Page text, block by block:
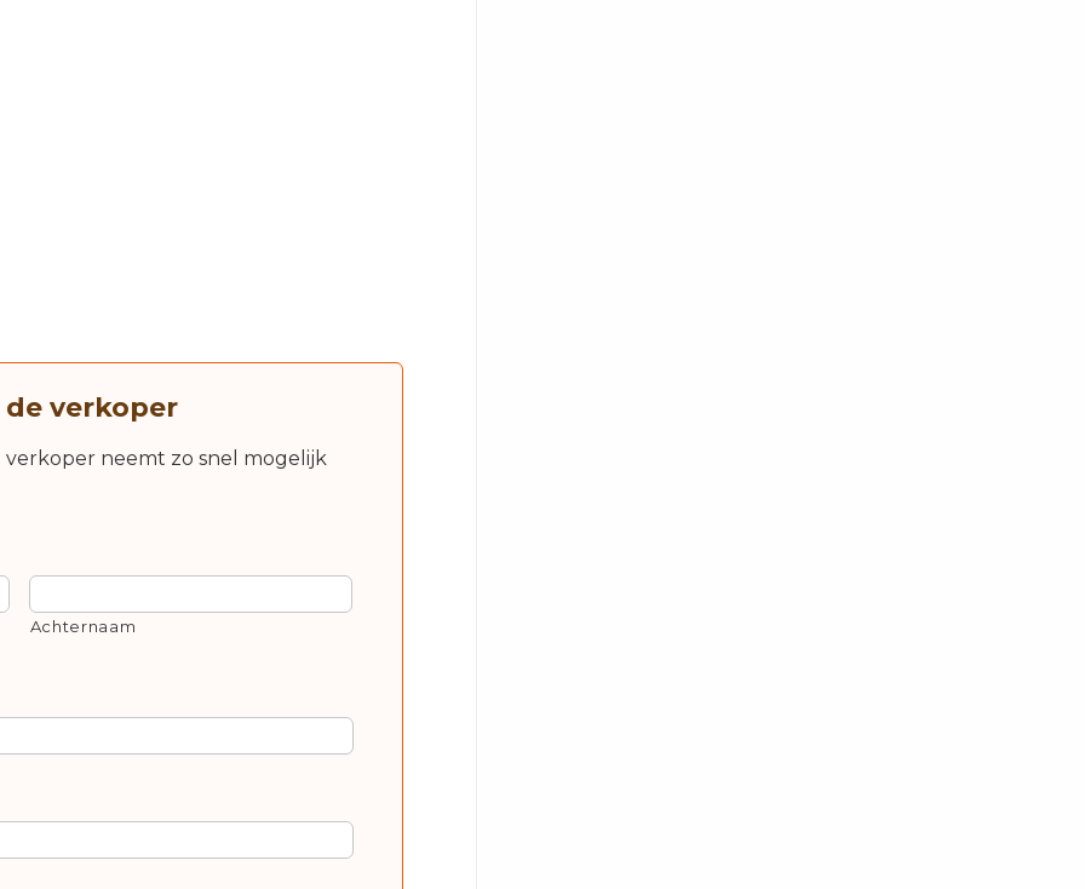
verkoper
neemt zo snel mogelijk
Achternaam